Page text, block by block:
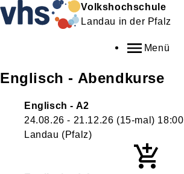
Volkshochschule
Landau in der Pfalz
Menü
Englisch - Abendkurse
Englisch - A2
24.08.26 - 21.12.26 (15-mal) 18:00
Landau (Pfalz)